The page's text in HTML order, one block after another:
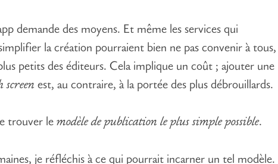
demande des moyens. Et même les services qui
la création pourraient bien ne pas convenir à tous,
petits des éditeurs. Cela implique un coût ; ajouter une
screen est, au contraire, à la portée des plus débrouillards.
trouver le modèle de publication le plus simple possible.
je réfléchis à ce qui pourrait incarner un tel modèle.